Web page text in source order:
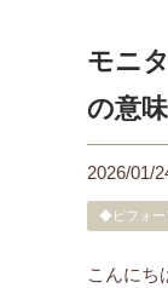
モニ
の意味
2026/01/
◆ビフォー
こんにち